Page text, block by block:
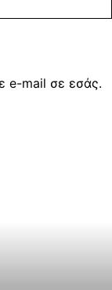
e-mail σε εσάς.